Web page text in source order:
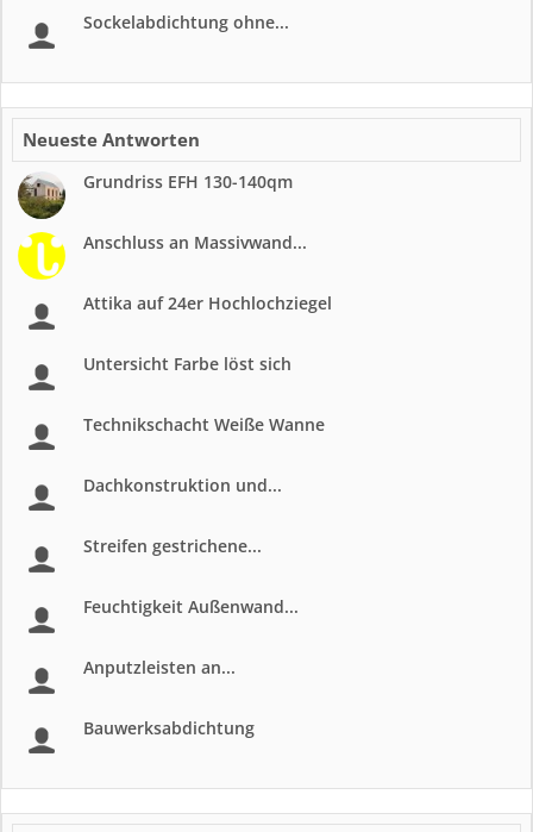
Sockelabdichtung ohne...
Neueste Antworten
Grundriss EFH 130-140qm
Anschluss an Massivwand...
Attika auf 24er Hochlochziegel
Untersicht Farbe löst sich
Technikschacht Weiße Wanne
Dachkonstruktion und...
Streifen gestrichene...
Feuchtigkeit Außenwand...
Anputzleisten an...
Bauwerksabdichtung